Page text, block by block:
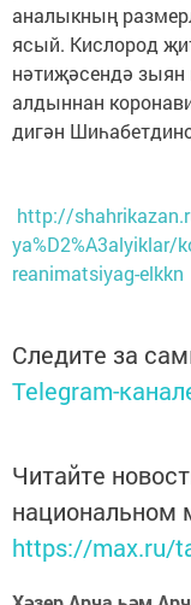
аналыкның
ясый. Кислород
нәтиҗәсендә зыян
алдыннан
дигән
http://
ya%D2%A3alyiklar/
reanimatsiyag-elkkn
Следите за
Telegram-
Читайте
национальном
https://max.ru/